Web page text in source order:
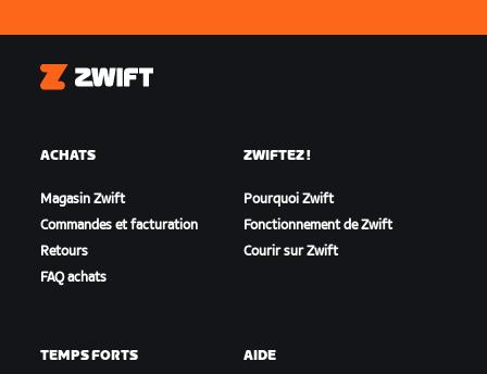
Zwift
ACHATS
Magasin Zwift
Commandes et facturation
Retours
FAQ achats
ZWIFTEZ !
Pourquoi Zwift
Fonctionnement de Zwift
Courir sur Zwift
TEMPS FORTS AIDE